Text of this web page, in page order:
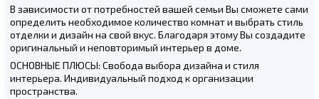
В зависимости от потребностей вашей семьи Вы сможете сами
определить необходимое количество комнат и выбрать стиль
отделки и дизайн на свой вкус. Благодаря этому Вы создадите
оригинальный и неповторимый интерьер в доме.
ОСНОВНЫЕ ПЛЮСЫ: Свобода выбора дизайна и стиля
интерьера. Индивидуальный подход к организации
пространства.